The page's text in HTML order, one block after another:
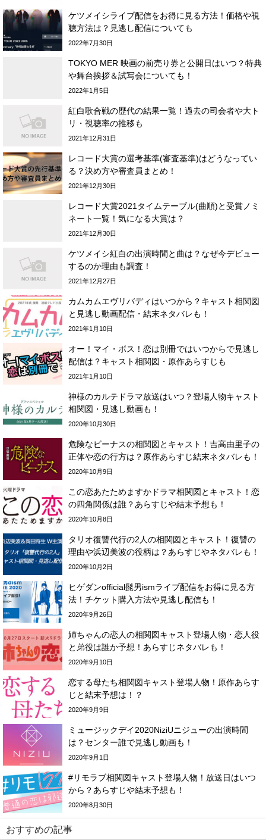
ケツメイシライブ配信をお得に見る方法！価格や視
聴方法は？見逃し配信についても
2022年7月30日
TOKYO MER 映画の前売り券と公開日はいつ？特典
や舞台挨拶＆試写会についても！
2022年1月5日
紅白歌合戦の歴代の結果一覧！過去の司会者や大ト
リ・視聴率の推移も
2021年12月31日
レコード大賞の選考基準(審査基準)はどうなってい
る？決め方や審査員まとめ！
2021年12月30日
レコード大賞2021タイムテーブル(曲順)と受賞ノミ
ネート一覧！気になる大賞は？
2021年12月30日
ケツメイシ紅白の出演時間と曲は？なぜ今デビュー
するのか理由も調査！
2021年12月27日
カムカムエヴリバディはいつから？キャスト相関図
と見逃し動画配信・結末ネタバレも！
2021年1月10日
オー！マイ・ボス！恋は別冊ではいつからで見逃し
配信は？キャスト相関図・原作あらすじも
2021年1月10日
神様のカルテドラマ放送はいつ？登場人物キャスト
相関図・見逃し動画も！
2020年10月30日
危険なビーナスの相関図とキャスト！吉高由里子の
正体や恋の行方は？原作あらすじ結末ネタバレも！
2020年10月9日
この恋あたためますかドラマ相関図とキャスト！恋
の四角関係は誰？あらすじや結末予想も！
2020年10月8日
タリオ復讐代行の2人の相関図とキャスト！復讐の
理由や浜辺美波の役柄は？あらすじやネタバレも！
2020年10月2日
ヒゲダンofficial髭男ismライブ配信をお得に見る方
法！チケット購入方法や見逃し配信も！
2020年9月26日
姉ちゃんの恋人の相関図キャスト登場人物・恋人役
と弟役は誰か予想！あらすじネタバレも！
2020年9月10日
恋する母たち相関図キャスト登場人物！原作あらす
じと結末予想は！？
2020年9月9日
ミュージックデイ2020NiziUニジューの出演時間
は？センター誰で見逃し動画も！
2020年9月1日
#リモラブ相関図キャスト登場人物！放送日はいつ
から？あらすじや結末予想も！
2020年8月30日
おすすめの記事